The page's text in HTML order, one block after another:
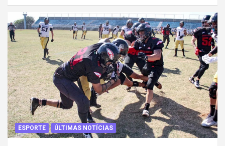
ESPORTE ÚLTIMAS NOTÍCIAS